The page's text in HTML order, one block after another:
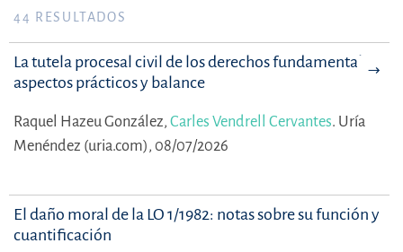
44 RESULTADOS
La tutela procesal civil de los derechos fundamentales:
aspectos prácticos y balance
Raquel Hazeu González, Carles Vendrell Cervantes. Uría
Menéndez (uria.com), 08/07/2026
El daño moral de la LO 1/1982: notas sobre su función y
cuantificación